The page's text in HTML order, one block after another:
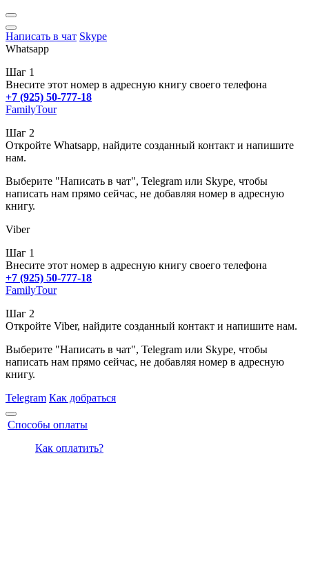
Написать в чат Skype
Whatsapp
Шаг 1
Внесите этот номер в адресную книгу своего телефона
+7 (925) 50-777-18
FamilyTour
Шаг 2
Откройте Whatsapp, найдите созданный контакт и напишите
нам.
Выберите "Написать в чат", Telegram или Skype, чтобы
написать нам прямо сейчас, не добавляя номер в адресную
книгу.
Viber
Шаг 1
Внесите этот номер в адресную книгу своего телефона
+7 (925) 50-777-18
FamilyTour
Шаг 2
Откройте Viber, найдите созданный контакт и напишите нам.
Выберите "Написать в чат", Telegram или Skype, чтобы
написать нам прямо сейчас, не добавляя номер в адресную
книгу.
Telegram Как добраться
Способы оплаты
Как оплатить?